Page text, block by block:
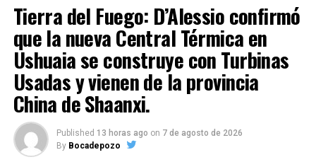
Tierra del Fuego: D’Alessio confirmó
que la nueva Central Térmica en
Ushuaia se construye con Turbinas
Usadas y vienen de la provincia
China de Shaanxi.
Published 13 horas ago on 7 de agosto de 2026
By Bocadepozo